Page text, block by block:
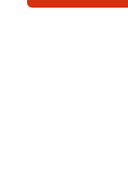
持萌 スタイリング／クメユナ）